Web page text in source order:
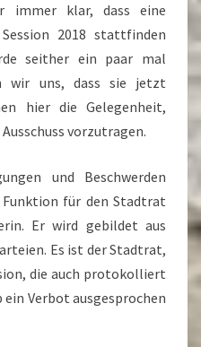
immer klar, dass eine
2018 stattfinden
seither ein paar mal
wir uns, dass sie jetzt
hier die Gelegenheit,
vorzutragen.
und Beschwerden
für den Stadtrat
Er wird gebildet aus
Es ist der Stadtrat,
die auch protokolliert
Verbot ausgesprochen